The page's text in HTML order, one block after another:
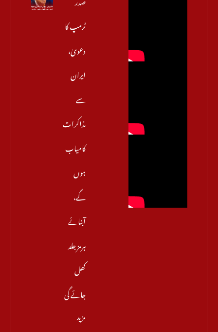
ٹرمپ کا
دعویٰ،
ایران
سے
مذاکرات
کامیاب
ہوں
گے،
آبنائے
ہرمز جلد
کھل
جائے گی
مزید